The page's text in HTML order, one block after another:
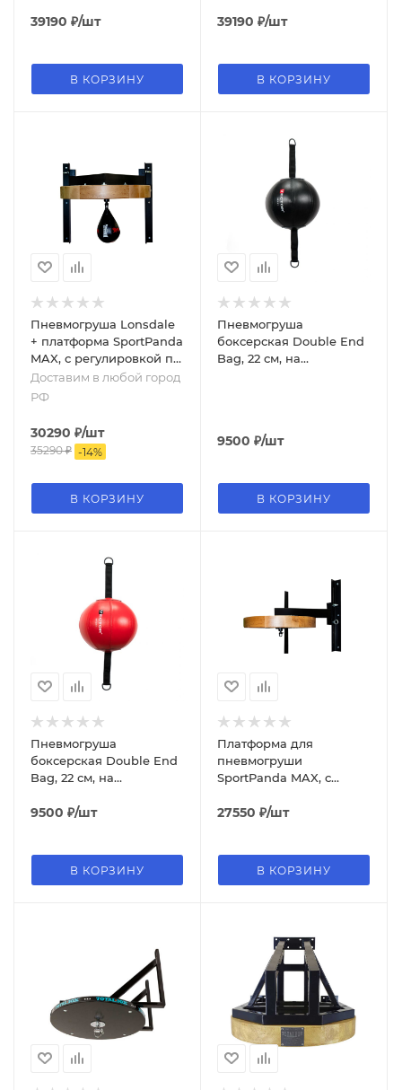
39190 ₽/шт
В КОРЗИНУ
39190 ₽/шт
В КОРЗИНУ
Пневмогруша Lonsdale
+ платформа SportPanda
MAX, с регулировкой по
высоте
Доставим в любой город
РФ
30290 ₽/шт
35290₽ -14%
В КОРЗИНУ
Пневмогруша
боксерская Double End
Bag, 22 см, на
9500 ₽/шт
В КОРЗИНУ
Пневмогруша
боксерская Double End
Bag, 22 см, на
9500 ₽/шт
В КОРЗИНУ
Платформа для
пневмогруши
SportPanda MAX, с
27550 ₽/шт
В КОРЗИНУ